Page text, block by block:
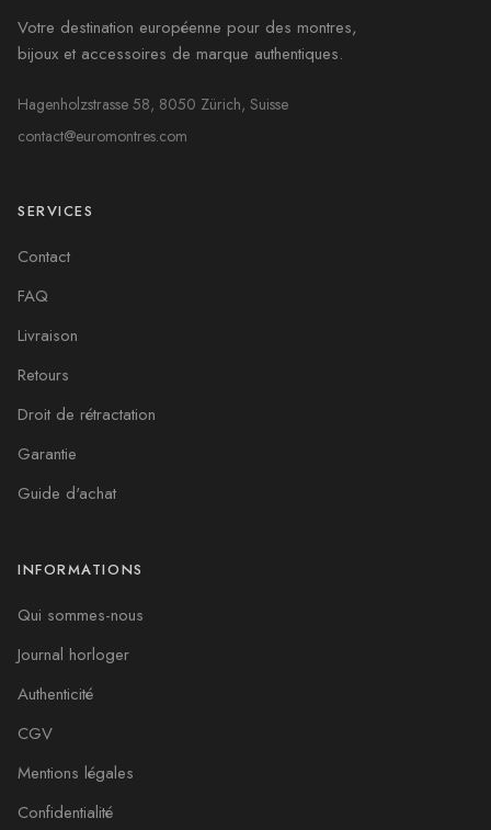
Votre destination européenne pour des montres,
bijoux et accessoires de marque authentiques.
Hagenholzstrasse 58, 8050 Zürich, Suisse
contact@euromontres.com
SERVICES
Contact
FAQ
Livraison
Retours
Droit de rétractation
Garantie
Guide d'achat
INFORMATIONS
Qui sommes-nous
Journal horloger
Authenticité
CGV
Mentions légales
Confidentialité